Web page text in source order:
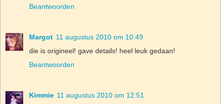
Beantwoorden
Margot 11 augustus 2010 om 10:49
die is origineel! gave details! heel leuk gedaan!
Beantwoorden
Kimmie 11 augustus 2010 om 12:51